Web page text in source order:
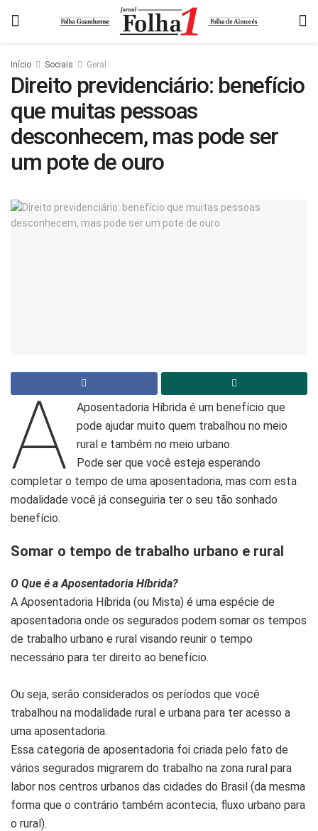
Início Sociais Geral
Direito previdenciário: benefício
que muitas pessoas
desconhecem, mas pode ser
um pote de ouro
A
Aposentadoria Híbrida é um benefício que
pode ajudar muito quem trabalhou no meio
rural e também no meio urbano.
Pode ser que você esteja esperando
completar o tempo de uma aposentadoria, mas com esta
modalidade você já conseguiria ter o seu tão sonhado
benefício.
Somar o tempo de trabalho urbano e rural
O Que é a Aposentadoria Híbrida?
A Aposentadoria Híbrida (ou Mista) é uma espécie de
aposentadoria onde os segurados podem somar os tempos
de trabalho urbano e rural visando reunir o tempo
necessário para ter direito ao benefício.
Ou seja, serão considerados os períodos que você
trabalhou na modalidade rural e urbana para ter acesso a
uma aposentadoria.
Essa categoria de aposentadoria foi criada pelo fato de
vários segurados migrarem do trabalho na zona rural para
labor nos centros urbanos das cidades do Brasil (da mesma
forma que o contrário também acontecia, fluxo urbano para
o rural).